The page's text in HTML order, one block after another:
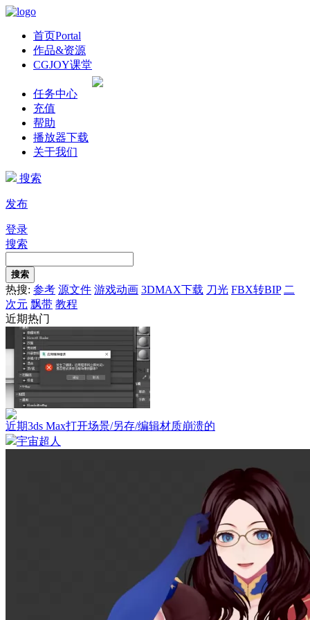
首页Portal
作品&资源
CGJOY课堂
任务中心
充值
帮助
播放器下载
关于我们
搜索
发布
登录
搜索
搜索
热搜: 参考 源文件 游戏动画 3DMAX下载 刀光 FBX转BIP 二
次元 飘带 教程
近期热门
近期3ds Max打开场景/另存/编辑材质崩溃的
宇宙超人